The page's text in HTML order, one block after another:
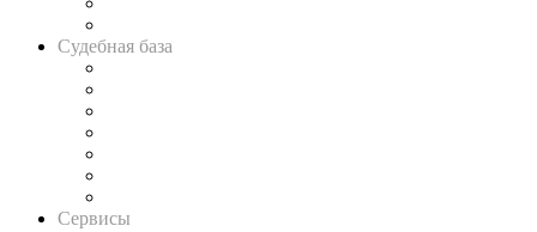
Судебная база
Сервисы